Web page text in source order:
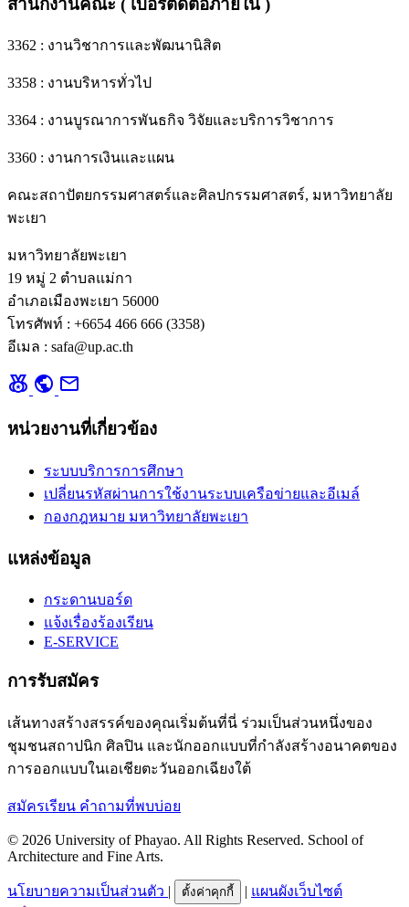
3362 : งานวิชาการและพัฒนานิสิต
3358 : งานบริหารทั่วไป
3364 : งานบูรณาการพันธกิจ วิจัยและบริการวิชาการ
3360 : งานการเงินและแผน
คณะสถาปัตยกรรมศาสตร์และศิลปกรรมศาสตร์, มหาวิทยาลัย
พะเยา
มหาวิทยาลัยพะเยา
19 หมู่ 2 ตำบลแม่กา
อำเภอเมืองพะเยา 56000
โทรศัพท์ : +6654 466 666 (3358)
อีเมล : safa@up.ac.th
social_leaderboard public mail
หน่วยงานที่เกี่ยวข้อง
ระบบบริการการศึกษา
เปลี่ยนรหัสผ่านการใช้งานระบบเครือข่ายและอีเมล์
กองกฎหมาย มหาวิทยาลัยพะเยา
แหล่งข้อมูล
กระดานบอร์ด
แจ้งเรื่องร้องเรียน
E-SERVICE
การรับสมัคร
เส้นทางสร้างสรรค์ของคุณเริ่มต้นที่นี่ ร่วมเป็นส่วนหนึ่งของ
ชุมชนสถาปนิก ศิลปิน และนักออกแบบที่กำลังสร้างอนาคตของ
การออกแบบในเอเชียตะวันออกเฉียงใต้
สมัครเรียน คำถามที่พบบ่อย
© 2026 University of Phayao. All Rights Reserved. School of
Architecture and Fine Arts.
นโยบายความเป็นส่วนตัว | ตั้งค่าคุกกี้ | แผนผังเว็บไซต์